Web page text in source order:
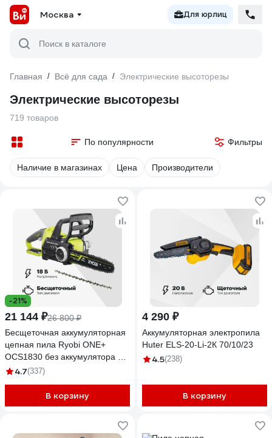
Москва Для юрлиц
Поиск в каталоге
Главная / Всё для сада / Электрические высоторезы
Электрические высоторезы
719 товаров
По популярности Фильтры
Наличие в магазинах Цена Производители
-21%
21 144 ₽26 800 ₽
Бесщеточная аккумуляторная
цепная пила Ryobi ONE+
OCS1830 без аккумулятора в
комплекте 5133002829
4.7(337)
В корзину
4 290 ₽
Аккумуляторная электропила
Huter ELS-20-Li-2К 70/10/23
4.5(238)
В корзину